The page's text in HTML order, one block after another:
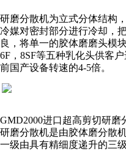
研磨分散机为立式分体结构
冷媒对密封部分进行冷却，
良，将单一的胶体磨磨头模
6F，8SF等五种乳化头供客
前国产设备转速的4-5倍。
GMD2000进口超高剪切研磨
研磨分散机是由胶体磨分散
一级由具有精细度递升的三